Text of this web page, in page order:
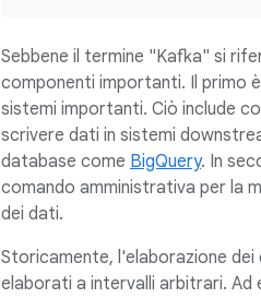
Sebbene il termine "Kafka" si
componenti importanti. Il primo
sistemi importanti. Ciò include
scrivere dati in sistemi
database come BigQuery. In
comando amministrativa per la
dei dati.
Storicamente, l'elaborazione
elaborati a intervalli arbitrari. Ad